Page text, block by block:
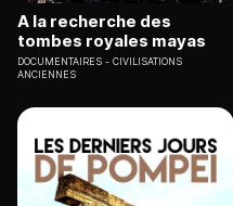
A la recherche des
tombes royales mayas
DOCUMENTAIRES
CIVILISATIONS
ANCIENNES